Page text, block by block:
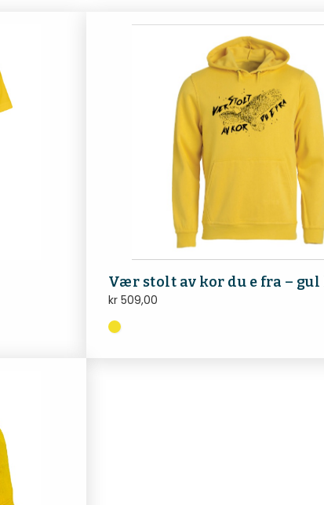
kr509,00